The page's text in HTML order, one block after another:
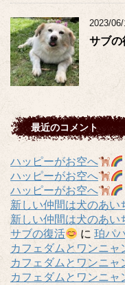
2023/
サブの
最近のコメント
ハッピーがお空へ
ハッピーがお空へ
ハッピーがお空へ
新しい仲間は犬のあい
新しい仲間は犬のあい
サブの復活
に珀パ
カフェダムとワンニャ
カフェダムとワンニャ
カフェダムとワンニャ